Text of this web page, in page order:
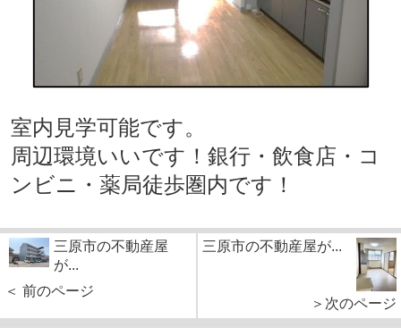
室内見学可能です。
周辺環境いいです！銀行・飲食店・コ
ンビニ・薬局徒歩圏内です！
三原市の不動産屋
が...
＜ 前のページ
三原市の不動産屋が...
＞次のページ